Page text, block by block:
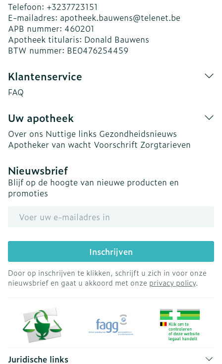
Telefoon: +3237723151
E-mailadres: apotheek.bauwens@telenet.be
APB nummer: 460201
Apotheek titularis: Donald Bauwens
BTW nummer: BE0476254459
Klantenservice
FAQ
Uw apotheek
Over ons Nuttige links Gezondheidsnieuws
Apotheker van wacht Voorschrift Zorgtarieven
Nieuwsbrief
Blijf op de hoogte van nieuwe producten en
promoties
Inschrijven
Door op inschrijven te klikken, schrijft u zich in voor onze
nieuwsbrief en gaat u akkoord met onze privacy policy.
Juridische links